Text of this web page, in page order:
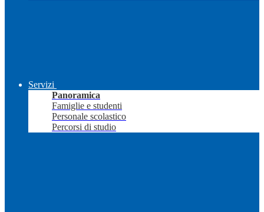
Servizi
Panoramica
Famiglie e studenti
Personale scolastico
Percorsi di studio